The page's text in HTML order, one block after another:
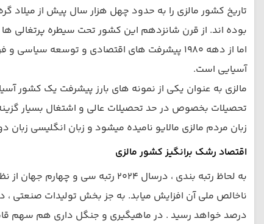
تاریخ کشور مالزی را به حدود چهل هزار سال پیش از میلاد
بوده اند. از قرن شانزدهم این کشور تحت سیطره پرتغالی
اما از دهه 1980 پیشرفت های اقتصادی و
آسیایی است.
مالزی به عنوان یکی از نمونه های بارز پیشرفت یک کشور
تحصیلات بخصوص در حد تحصیلات عالی و اشتغال بسیار
زبان مردم مالزی مالایو نامیده میشود و زبان انگلیسی
اقتصاد رشک برانگیز کشور مالزی
به لحاظ رتبه بندی ، درسال
درصد خواهد رسید . در ماهیگیری و جنگل داری هم سهم